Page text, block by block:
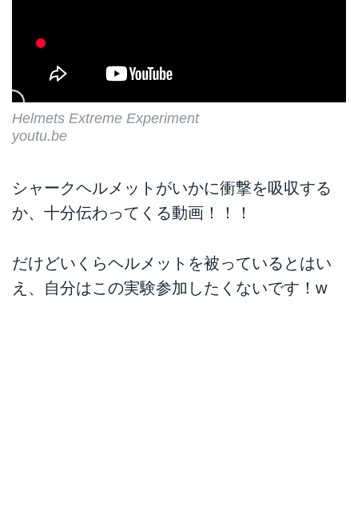
Helmets Extreme Experiment
youtu.be
シャークヘルメットがいかに衝撃を吸収する
か、十分伝わってくる動画！！！
だけどいくらヘルメットを被っているとはい
え、自分はこの実験参加したくないです！w